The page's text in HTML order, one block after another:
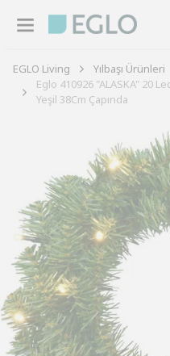
EGLO Living Yılbaşı Ürünleri
Eglo 410926 "ALASKA" 20
Yeşil 38Cm Çapında